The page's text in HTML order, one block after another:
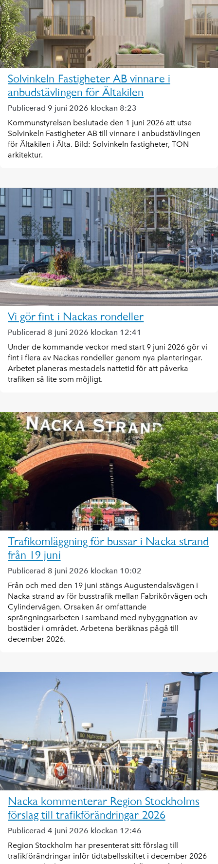
Solvinkeln Fastigheter AB vinnare i
anbudstävlingen för Ältakilen
Publicerad 9 juni 2026 klockan 8:23
Kommunstyrelsen beslutade den 1 juni 2026 att utse
Solvinkeln Fastigheter AB till vinnare i anbudstävlingen
för Ältakilen i Älta. Bild: Solvinkeln fastigheter, TON
arkitektur.
Vi gör fint i Nackas rondeller
Publicerad 8 juni 2026 klockan 12:41
Under de kommande veckor med start 9 juni 2026 gör vi
fint i flera av Nackas rondeller genom nya planteringar.
Arbetet planeras mestadels nattetid för att påverka
trafiken så lite som möjligt.
Trafikomläggning för bussar i Nacka strand
från 19 juni
Publicerad 8 juni 2026 klockan 10:02
Från och med den 19 juni stängs Augustendalsvägen i
Nacka strand av för busstrafik mellan Fabrikörvägen och
Cylindervägen. Orsaken är omfattande
sprängningsarbeten i samband med nybyggnation av
bostäder i området. Arbetena beräknas pågå till
december 2026.
Nacka kommenterar Region Stockholms
förslag till trafikförändringar 2026
Publicerad 4 juni 2026 klockan 12:46
Region Stockholm har presenterat sitt förslag till
trafikförändringar inför tidtabellsskiftet i december 2026